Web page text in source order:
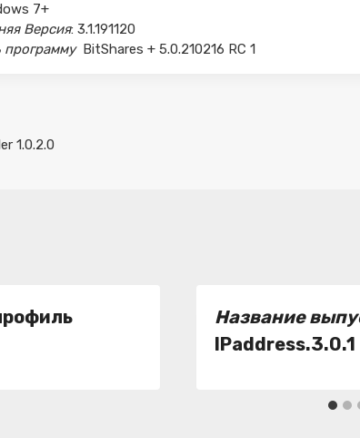
7+
Версия: 3.1.191120
программу BitShares + 5.0.210216 RC 1
1.0.2.0
Название
IPaddress.3.0.1